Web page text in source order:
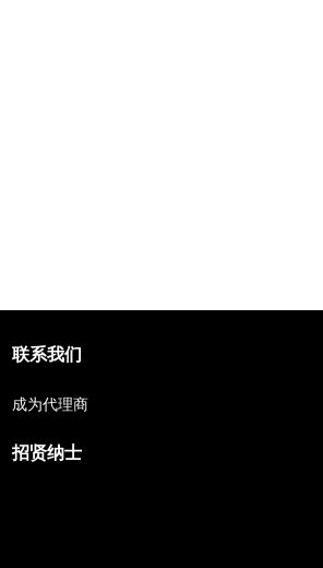
联系我们
成为代理商
招贤纳士